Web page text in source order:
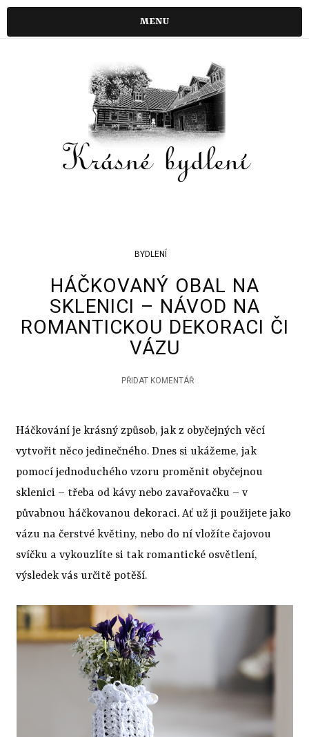
MENU
BYDLENÍ
HÁČKOVANÝ OBAL NA
SKLENICI – NÁVOD NA
ROMANTICKOU DEKORACI ČI
VÁZU
PŘIDAT KOMENTÁŘ
Háčkování je krásný způsob, jak z obyčejných věcí
vytvořit něco jedinečného. Dnes si ukážeme, jak
pomocí jednoduchého vzoru proměnit obyčejnou
sklenici – třeba od kávy nebo zavařovačku – v
půvabnou háčkovanou dekoraci. Ať už ji použijete jako
vázu na čerstvé květiny, nebo do ní vložíte čajovou
svíčku a vykouzlíte si tak romantické osvětlení,
výsledek vás určitě potěší.